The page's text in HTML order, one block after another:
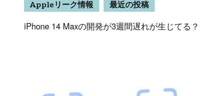
Appleリーク情報 最近の投稿
iPhone 14 Maxの開発が3週間遅れが生じてる？